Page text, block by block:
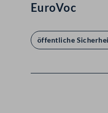
EuroVoc
öffentliche